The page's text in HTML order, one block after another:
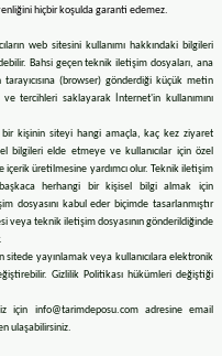
hiçbir koşulda garanti edemez.
web sitesini kullanımı hakkındaki bilgileri
Bahsi geçen teknik iletişim dosyaları, ana
(browser) gönderdiği küçük metin
tercihleri saklayarak İnternet'in kullanımını
kişinin siteyi hangi amaçla, kaç kez ziyaret
bilgileri elde etmeye ve kullanıcılar için özel
içerik üretilmesine yardımcı olur. Teknik iletişim
herhangi bir kişisel bilgi almak için
dosyasını kabul eder biçimde tasarlanmıştır
veya teknik iletişim dosyasının gönderildiğinde
yayınlamak veya kullanıcılara elektronik
Gizlilik Politikası hükümleri değiştiği
için info@tarimdeposu.com adresine email
ulaşabilirsiniz.